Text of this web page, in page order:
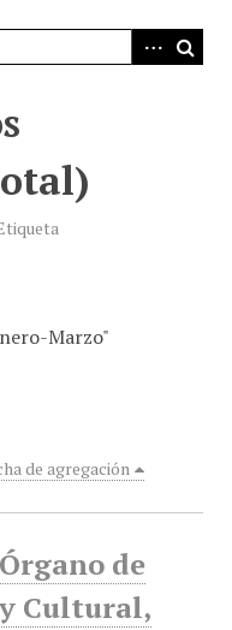
Marzo"
de agregación
de
Cultural,